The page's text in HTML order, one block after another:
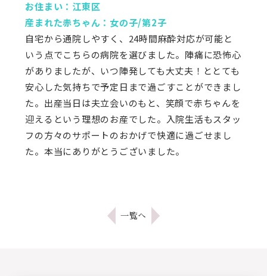
お住まい：江東区
産まれた赤ちゃん：女の子/第2子
自宅から通院しやすく、24時間麻酔対応が可能と
いう点でこちらの病院を選びました。陣痛に恐怖心
がありましたが、いつ陣発しても大丈夫！ととても
安心した気持ちで予定日まで過ごすことができまし
た。出産当日は夫立会いのもと、笑顔で赤ちゃんを
迎えるという理想のお産でした。入院生活もスタッ
フの方々のサポートのおかげで快適に過ごせまし
た。本当にありがとうございました。
一覧へ